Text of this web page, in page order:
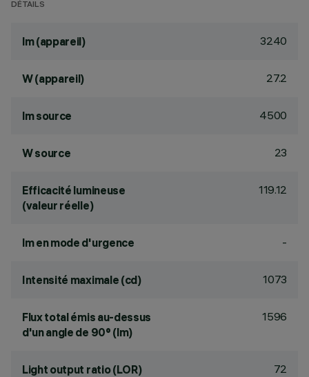
DÉTAILS
lm (appareil) 3240
W (appareil) 27.2
lm source 4500
W source 23
Efficacité lumineuse
(valeur réelle)
119.12
lm en mode d'urgence -
Intensité maximale (cd) 1073
Flux total émis au-dessus
d'un angle de 90° (lm)
1596
Light output ratio (LOR) 72